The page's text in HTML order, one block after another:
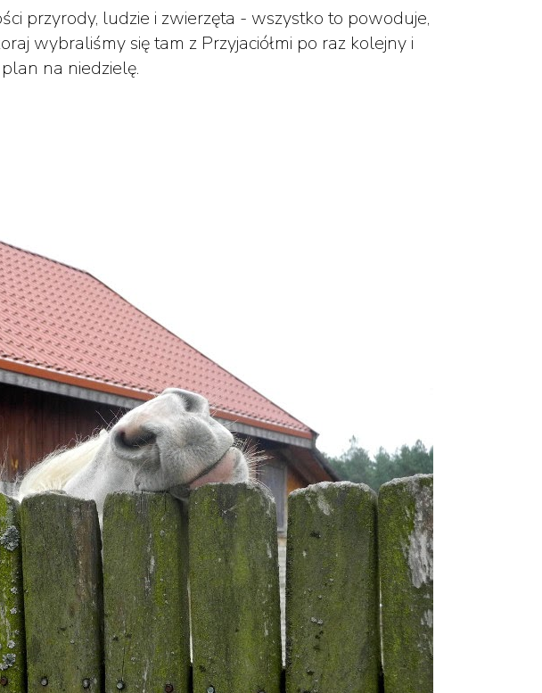
przyrody, ludzie i zwierzęta - wszystko to powoduje,
wybraliśmy się tam z Przyjaciółmi po raz kolejny i
na niedzielę.